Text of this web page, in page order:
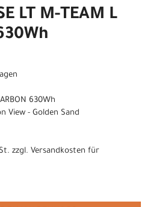
LT M-TEAM L
630Wh
View - Golden Sand
zzgl. Versandkosten für